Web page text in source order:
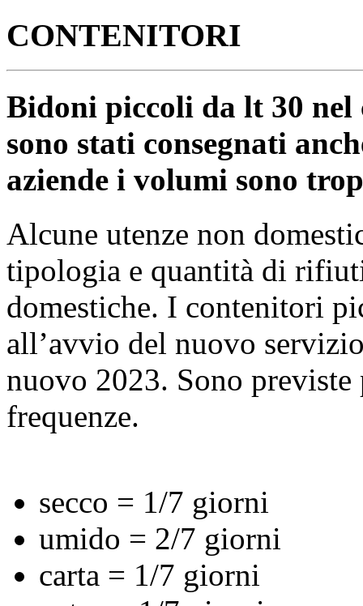
CONTENITORI
Bidoni piccoli da lt 30 nel
sono stati consegnati
aziende i volumi sono
Alcune utenze non
tipologia e quantità di
domestiche. I contenitori
all’avvio del nuovo
nuovo 2023. Sono previste
frequenze.
secco = 1/7 giorni
umido = 2/7 giorni
carta = 1/7 giorni